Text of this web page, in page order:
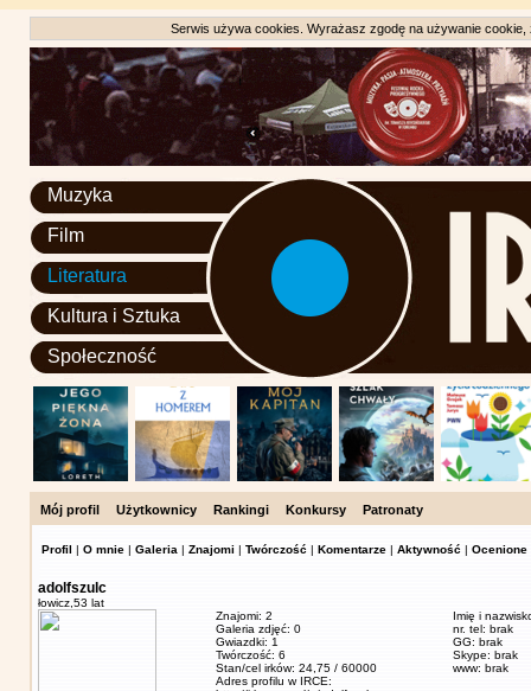
Serwis używa cookies. Wyrażasz zgodę na używanie
Muzyka
Film
Literatura
Kultura i Sztuka
Społeczność
Mój profil Użytkownicy Rankingi Konkursy Patronaty
Profil | O mnie | Galeria | Znajomi | Twórczość | Komentarze | Aktywność | Ocenione
adolfszulc
łowicz, 53 lat
Znajomi: 2
Galeria zdjęć: 0
Gwiazdki: 1
Twórczość: 6
Stan/cel irków: 24,75 / 60000
Adres profilu w IRCE:
Imię i
nr. tel: brak
GG: brak
Skype: brak
www: brak